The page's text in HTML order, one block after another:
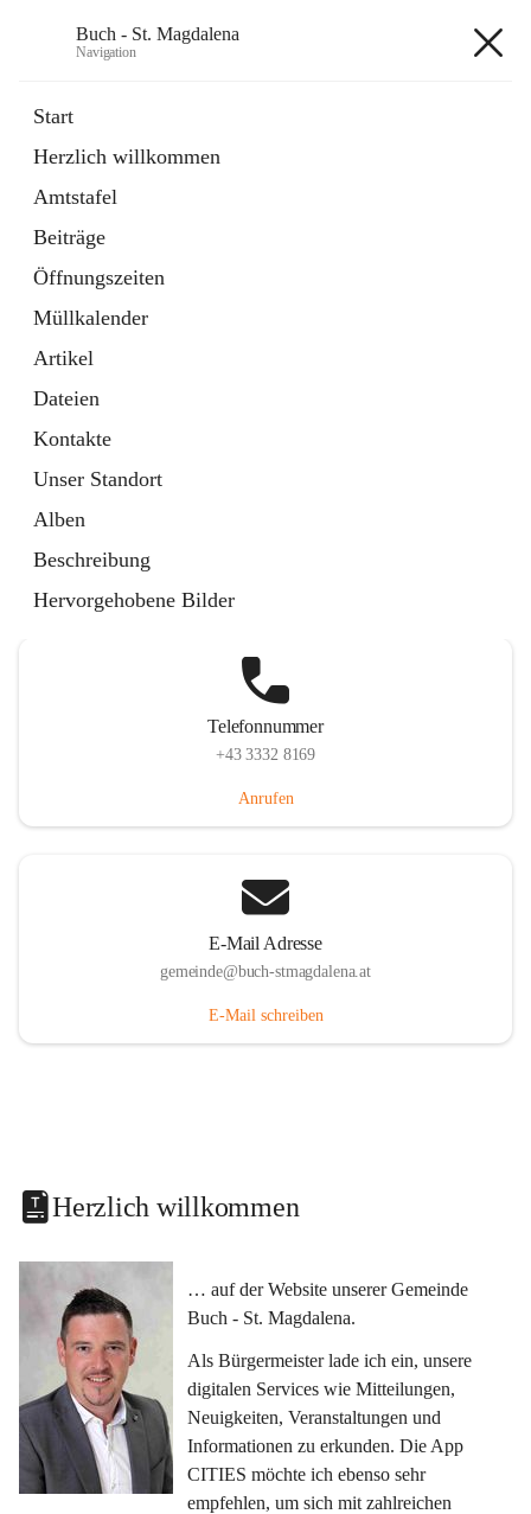
Buch - St. Magdalena
Navigation
Start
Herzlich willkommen
Amtstafel
Beiträge
Öffnungszeiten
Müllkalender
Artikel
Dateien
Kontakte
Unser Standort
Alben
Beschreibung
Hervorgehobene Bilder
11 Schnellzugriffe
Bürgerservice
10 Schnellzugriffe
Telefonnummer
+43 3332 8169
Anrufen
E-Mail Adresse
gemeinde@buch-stmagdalena.at
E-Mail schreiben
Herzlich willkommen
… auf der Website unserer Gemeinde
Buch - St. Magdalena.
Als Bürgermeister lade ich ein, unsere
digitalen Services wie Mitteilungen,
Neuigkeiten, Veranstaltungen und
Informationen zu erkunden. Die App
CITIES möchte ich ebenso sehr
empfehlen, um sich mit zahlreichen